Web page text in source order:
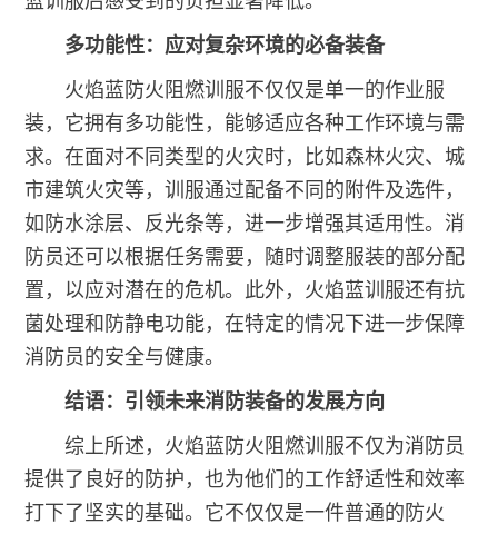
多功能性：应对复杂环境的必备装备
火焰蓝防火阻燃训服不仅仅是单一的作业服
装，它拥有多功能性，能够适应各种工作环境与需
求。在面对不同类型的火灾时，比如森林火灾、城
市建筑火灾等，训服通过配备不同的附件及选件，
如防水涂层、反光条等，进一步增强其适用性。消
防员还可以根据任务需要，随时调整服装的部分配
置，以应对潜在的危机。此外，火焰蓝训服还有抗
菌处理和防静电功能，在特定的情况下进一步保障
消防员的安全与健康。
结语：引领未来消防装备的发展方向
综上所述，火焰蓝防火阻燃训服不仅为消防员
提供了良好的防护，也为他们的工作舒适性和效率
打下了坚实的基础。它不仅仅是一件普通的防火